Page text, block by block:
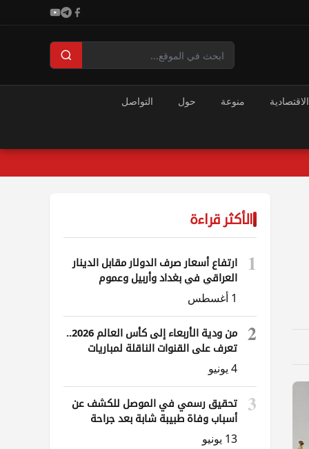
منوعة حول التواصل
الأكثر قراءة
1
ارتفاع أسعار صرف الدولار مقابل الدينار
العراقي في بغداد وأربيل وعموم
المحافظات
1 أغسطس
2
من ودية الأربعاء إلى كأس العالم 2026..
تعرف على القنوات الناقلة لمباريات
العراق
4 يونيو
3
تحقيق رسمي في الموصل للكشف عن
أسباب وفاة طبيبة شابة بعد جراحة
ناظورية
13 يونيو